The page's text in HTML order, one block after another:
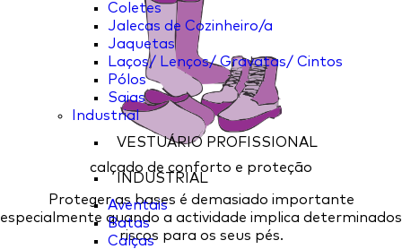
Coletes
Jalecas de Cozinheiro/a
Jaquetas
Laços/ Lenços/ Gravatas/ Cintos
Pólos
Saias
Industrial
VESTUÁRIO PROFISSIONAL
INDUSTRIAL
Aventais
Batas
Calças
calçado de conforto e proteção
Proteger as bases é demasiado importante
especialmente quando a actividade implica determinados
riscos para os seus pés.